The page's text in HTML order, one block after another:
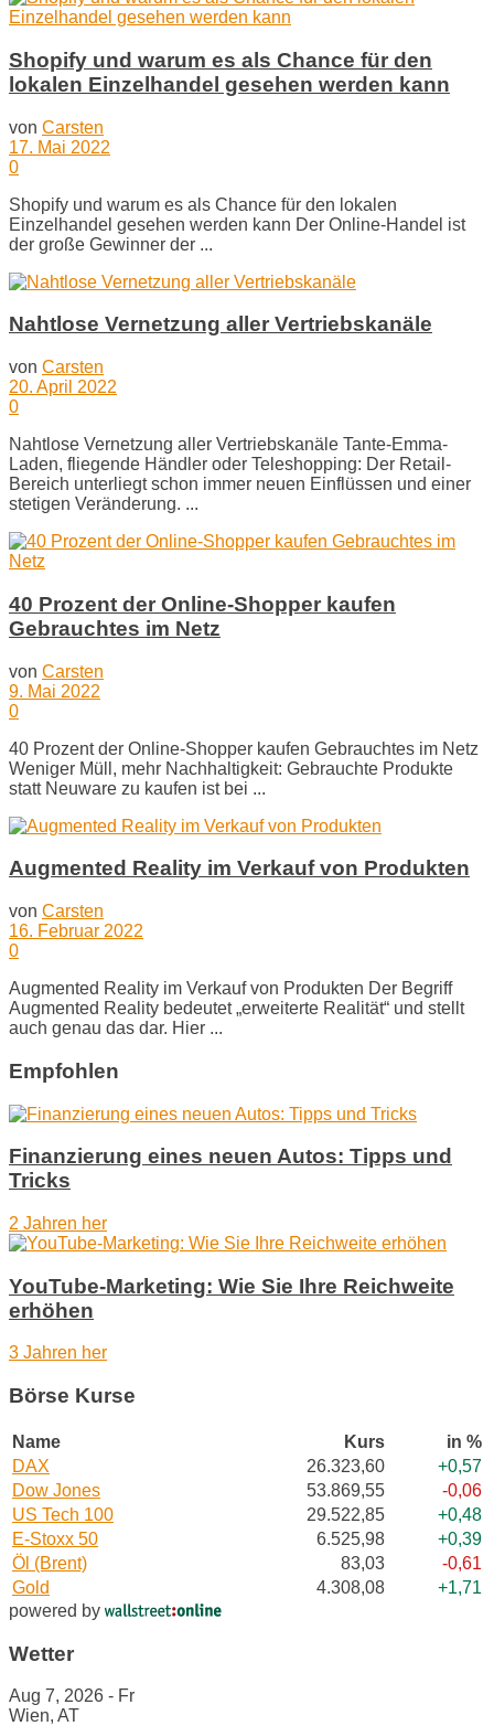
Shopify und warum es als Chance für den
lokalen Einzelhandel gesehen werden kann
von Carsten
17. Mai 2022
0
Shopify und warum es als Chance für den lokalen
Einzelhandel gesehen werden kann Der Online-Handel ist
der große Gewinner der ...
Nahtlose Vernetzung aller Vertriebskanäle
von Carsten
20. April 2022
0
Nahtlose Vernetzung aller Vertriebskanäle Tante-Emma-
Laden, fliegende Händler oder Teleshopping: Der Retail-
Bereich unterliegt schon immer neuen Einflüssen und einer
stetigen Veränderung. ...
40 Prozent der Online-Shopper kaufen
Gebrauchtes im Netz
von Carsten
9. Mai 2022
0
40 Prozent der Online-Shopper kaufen Gebrauchtes im Netz
Weniger Müll, mehr Nachhaltigkeit: Gebrauchte Produkte
statt Neuware zu kaufen ist bei ...
Augmented Reality im Verkauf von Produkten
von Carsten
16. Februar 2022
0
Augmented Reality im Verkauf von Produkten Der Begriff
Augmented Reality bedeutet „erweiterte Realität“ und stellt
auch genau das dar. Hier ...
Empfohlen
Finanzierung eines neuen Autos: Tipps und
Tricks
2 Jahren her
YouTube-Marketing: Wie Sie Ihre Reichweite
erhöhen
3 Jahren her
Börse Kurse
Name Kurs
in %
DAX
26.323,60
+0,57
Dow Jones
53.869,55
-0,06
US Tech 100
29.522,85
+0,48
E-Stoxx 50
6.525,98
+0,39
Öl (Brent)
83,03
-0,61
Gold
4.308,08
+1,71
powered by
Wetter
Aug 7, 2026 - Fr
Wien, AT